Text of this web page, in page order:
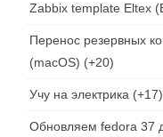
Zabbix template Eltex
Перенос резервных
(macOS)
+20
Учу на электрика +17
Обновляем fedora 37